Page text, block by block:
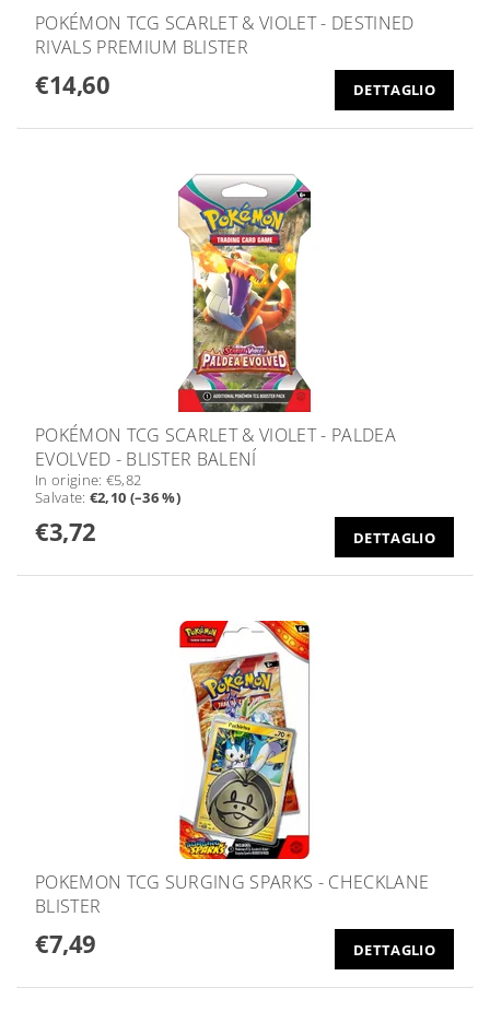
POKÉMON TCG SCARLET & VIOLET - DESTINED
RIVALS PREMIUM BLISTER
€14,60 DETTAGLIO
POKÉMON TCG SCARLET & VIOLET - PALDEA
EVOLVED - BLISTER BALENÍ
In origine: €5,82
Salvate: €2,10 (–36 %)
€3,72 DETTAGLIO
POKEMON TCG SURGING SPARKS - CHECKLANE
BLISTER
€7,49 DETTAGLIO